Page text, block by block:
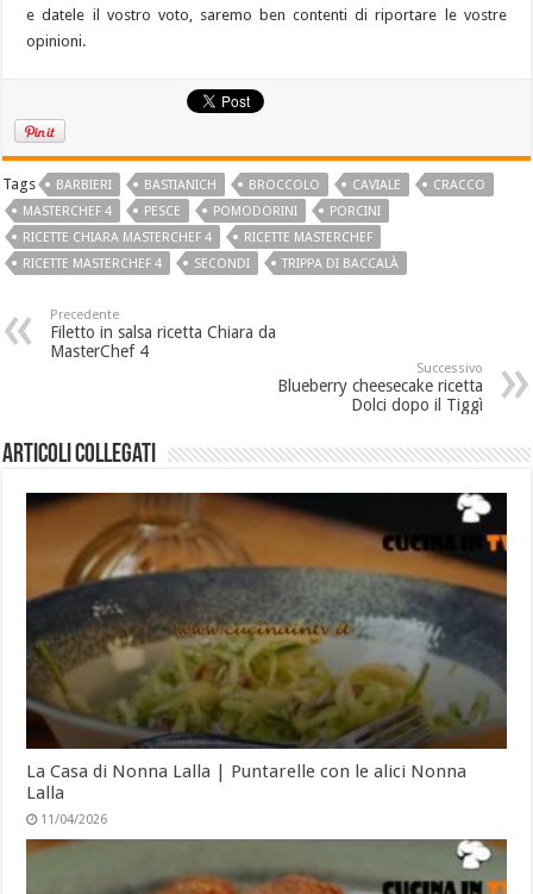
e datele il vostro voto, saremo ben contenti di riportare le vostre
opinioni.
Tags BARBIERI BASTIANICH BROCCOLO CAVIALE
CRACCO
MASTERCHEF 4
PESCE POMODORINI
PORCINI
RICETTE CHIARA MASTERCHEF 4
RICETTE MASTERCHEF
RICETTE MASTERCHEF 4
SECONDI TRIPPA DI BACCALÀ
Precedente
Filetto in salsa ricetta Chiara da
MasterChef 4
Successivo
Blueberry cheesecake ricetta
Dolci dopo il Tiggì
Articoli collegati
La Casa di Nonna Lalla | Puntarelle con le alici Nonna
Lalla
11/04/2026